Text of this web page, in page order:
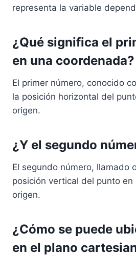
representa la variable
¿Qué significa el
en una coordenada?
El primer número, conocido
la posición horizontal del
origen.
¿Y el segundo
El segundo número, llamado
posición vertical del punto en
origen.
¿Cómo se puede
en el plano